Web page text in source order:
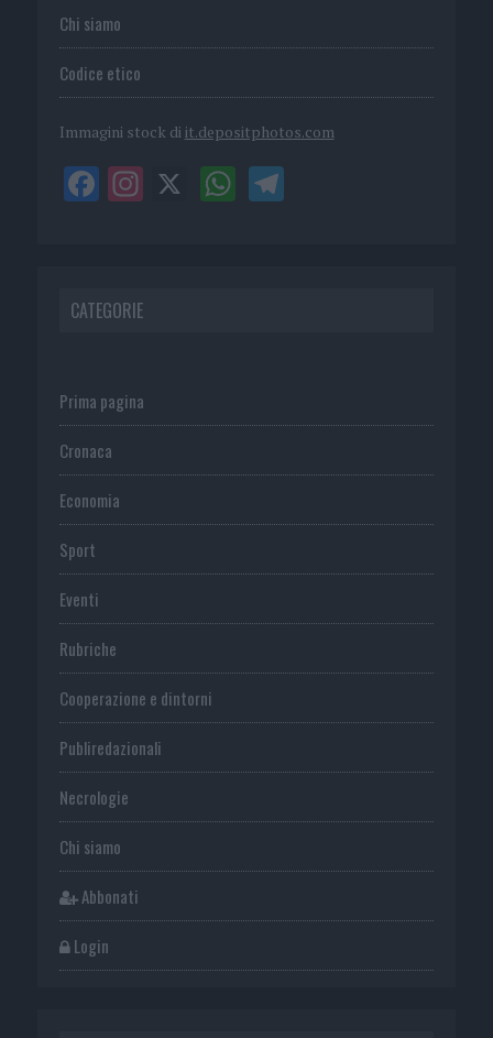
Chi siamo
Codice etico
Immagini stock di it.depositphotos.com
CATEGORIE
Prima pagina
Cronaca
Economia
Sport
Eventi
Rubriche
Cooperazione e dintorni
Publiredazionali
Necrologie
Chi siamo
Abbonati
Login